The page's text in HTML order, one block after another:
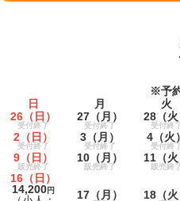
※予
日
月 火
26 （日）
受付終了
27 （月）
受付終了
28 （火
受付終
2 （日）
受付終了
3 （月）
受付終了
4 （火）
受付終
9 （日）
販売終了
10 （月）
販売終了
11 （火
販売終
16 （日）
14,200円 17 （月） 18 （火